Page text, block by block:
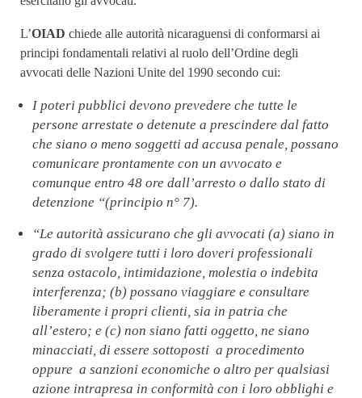
L’OIAD chiede alle autorità nicaraguensi di conformarsi ai
principi fondamentali relativi al ruolo dell’Ordine degli
avvocati delle Nazioni Unite del 1990 secondo cui:
I poteri pubblici devono prevedere che tutte le
persone arrestate o detenute a prescindere dal fatto
che siano o meno soggetti ad accusa penale, possano
comunicare prontamente con un avvocato e
comunque entro 48 ore dall’arresto o dallo stato di
detenzione “(principio n° 7).
“Le autorità assicurano che gli avvocati (a) siano in
grado di svolgere tutti i loro doveri professionali
senza ostacolo, intimidazione, molestia o indebita
interferenza; (b) possano viaggiare e consultare
liberamente i propri clienti, sia in patria che
all’estero; e (c) non siano fatti oggetto, ne siano
minacciati, di essere sottoposti a procedimento
oppure a sanzioni economiche o altro per qualsiasi
azione intrapresa in conformità con i loro obblighi e